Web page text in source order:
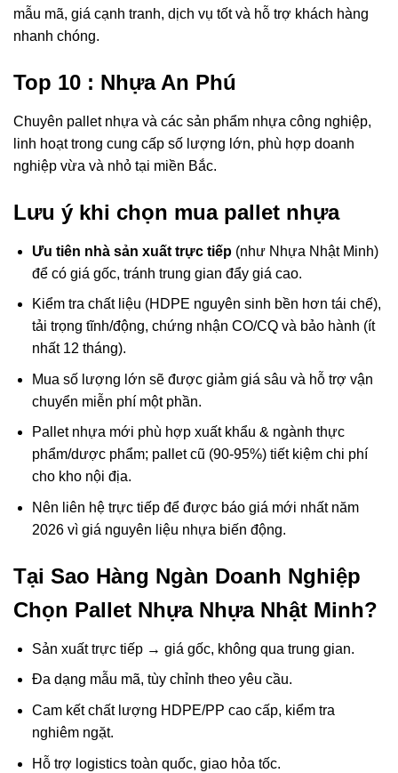
mẫu mã, giá cạnh tranh, dịch vụ tốt và hỗ trợ khách hàng
nhanh chóng.
Top 10 : Nhựa An Phú
Chuyên pallet nhựa và các sản phẩm nhựa công nghiệp,
linh hoạt trong cung cấp số lượng lớn, phù hợp doanh
nghiệp vừa và nhỏ tại miền Bắc.
Lưu ý khi chọn mua pallet nhựa
Ưu tiên nhà sản xuất trực tiếp(như Nhựa Nhật Minh)
để có giá gốc, tránh trung gian đẩy giá cao.
Kiểm tra chất liệu (HDPE nguyên sinh bền hơn tái chế),
tải trọng tĩnh/động, chứng nhận CO/CQ và bảo hành (ít
nhất 12 tháng).
Mua số lượng lớn sẽ được giảm giá sâu và hỗ trợ vận
chuyển miễn phí một phần.
Pallet nhựa mới phù hợp xuất khẩu & ngành thực
phẩm/dược phẩm; pallet cũ (90-95%) tiết kiệm chi phí
cho kho nội địa.
Nên liên hệ trực tiếp để được báo giá mới nhất năm
2026 vì giá nguyên liệu nhựa biến động.
Tại Sao Hàng Ngàn Doanh Nghiệp
Chọn Pallet Nhựa Nhựa Nhật Minh?
Sản xuất trực tiếp → giá gốc, không qua trung gian.
Đa dạng mẫu mã, tùy chỉnh theo yêu cầu.
Cam kết chất lượng HDPE/PP cao cấp, kiểm tra
nghiêm ngặt.
Hỗ trợ logistics toàn quốc, giao hỏa tốc.